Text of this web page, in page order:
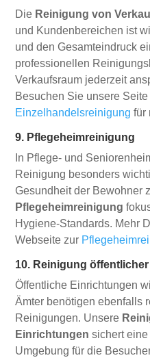
Die Reinigung von
und Kundenbereichen ist
und den Gesamteindruck
professionellen
Verkaufsraum jederzeit
Besuchen Sie unsere Seite
Einzelhandelsreinigung für
9. Pflegeheimreinigung
In Pflege- und
Reinigung besonders
Gesundheit der Bewohner
Pflegeheimreinigung
Hygiene-Standards. Mehr
Webseite zur
10. Reinigung
Öffentliche Einrichtungen
Ämter benötigen ebenfalls
Reinigungen. Unsere
Einrichtungen sichert
Umgebung für die